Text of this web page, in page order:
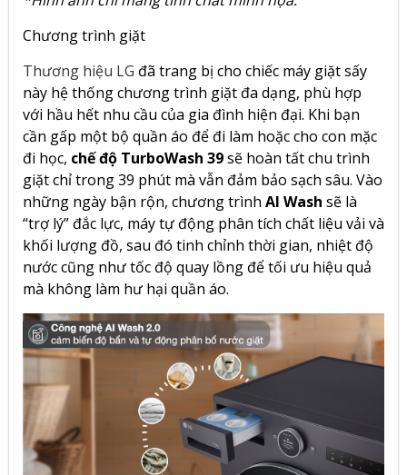
Chương trình giặt
Thương hiệu LG đã trang bị cho chiếc máy giặt sấy
này hệ thống chương trình giặt đa dạng, phù hợp
với hầu hết nhu cầu của gia đình hiện đại. Khi bạn
cần gấp một bộ quần áo để đi làm hoặc cho con mặc
đi học, chế độ TurboWash 39sẽ hoàn tất chu trình
giặt chỉ trong 39 phút mà vẫn đảm bảo sạch sâu. Vào
những ngày bận rộn, chương trình AI Wash sẽ là
“trợ lý” đắc lực, máy tự động phân tích chất liệu vải và
khối lượng đồ, sau đó tinh chỉnh thời gian, nhiệt độ
nước cũng như tốc độ quay lồng để tối ưu hiệu quả
mà không làm hư hại quần áo.